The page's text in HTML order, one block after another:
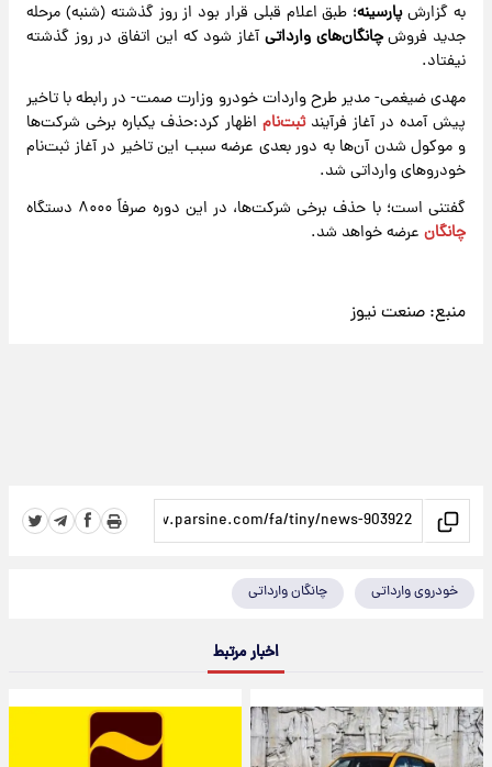
به گزارشپارسینه؛ طبق اعلام قبلی قرار بود از روز گذشته (شنبه) مرحله
جدید فروشچانگان‌های وارداتیآغاز شود که این اتفاق در روز گذشته
نیفتاد.
مهدی ضیغمی- مدیر طرح واردات خودرو وزارت صمت- در رابطه با تاخیر
پیش آمده در آغاز فرآیندثبت‌نام اظهار کرد:حذف یکباره برخی شرکت‌ها
و موکول شدن آن‌ها به دور بعدی عرضه سبب این تاخیر در آغاز ثبت‌نام
خودروهای وارداتی شد.
گفتنی است؛ با حذف برخی شرکت‌ها، در این دوره صرفاً ۸۰۰۰ دستگاه
چانگان عرضه خواهد شد.
منبع: صنعت نیوز
خودروی وارداتی چانگان وارداتی
اخبار مرتبط